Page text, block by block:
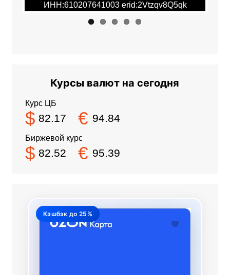
ИНН:610207641003 erid:2Vtzqv8Q5qk
Курсы валют на сегодня
Курс ЦБ
$ 82.17 € 94.84
Биржевой курс
$ 82.52 € 95.39
Кэшбэк до 25%